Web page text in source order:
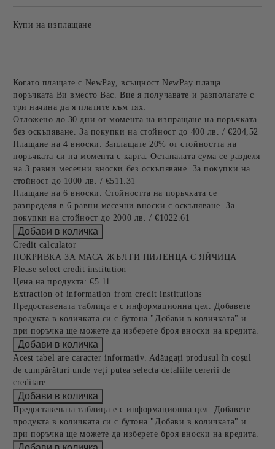
Купи на изплащане
Когато плащате с NewPay, всъщност NewPay плаща
поръчката Ви вместо Вас. Вие я получавате и разполагате с
три начина да я платите към тях:
Отложено до 30 дни от момента на изпращане на поръчката
без оскъпяване. За покупки на стойност до 400 лв. / €204,52
Плащане на 4 вноски. Заплащате 20% от стойността на
поръчката си на момента с карта. Останалата сума се разделя
на 3 равни месечни вноски без оскъпяване. За покупки на
стойност до 1000 лв. / €511.31
Плащане на 6 вноски. Стойността на поръчката се
разпределя в 6 равни месечни вноски с оскъпяване. За
покупки на стойност до 2000 лв. / €1022.61
Credit calculator
ПОКРИВКА ЗА МАСА ЖЪЛТИ ПИЛЕНЦА С ЯЙЧИЦА
Please select credit institution
Цена на продукта: €5.11
Extraction of information from credit institutions
Предоставената таблица е с информационна цел. Добавете
продукта в количката си с бутона "Добави в количката" и
при поръчка ще можете да изберете броя вноски на кредита.
Acest tabel are caracter informativ. Adăugați produsul în coșul
de cumpărături unde veți putea selecta detaliile cererii de
creditare.
Предоставената таблица е с информационна цел. Добавете
продукта в количката си с бутона "Добави в количката" и
при поръчка ще можете да изберете броя вноски на кредита.